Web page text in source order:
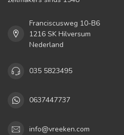
Franciscusweg 10-B6
1216 SK Hilversum
Nederland
035 5823495
0637447737
info@vreeken.com